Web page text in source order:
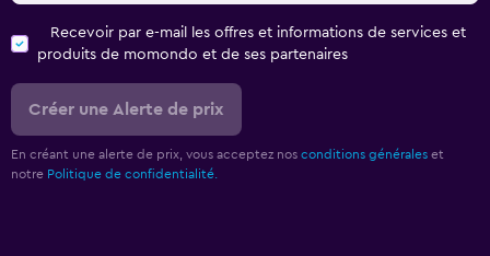
Recevoir par e-mail les offres et informations de services et
produits de momondo et de ses partenaires
Créer une Alerte de prix
En créant une alerte de prix, vous acceptez nos conditions générales et
notre Politique de confidentialité.